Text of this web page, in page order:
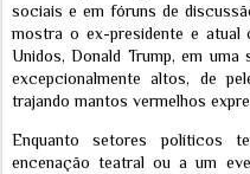
sociais e em fóruns de
mostra o ex-presidente e atual
Unidos, Donald Trump, em
excepcionalmente altos, de
trajando mantos vermelhos
Enquanto setores políticos
encenação teatral ou a um